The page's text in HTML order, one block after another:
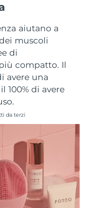
aiutano a
muscoli
di
compatto. Il
avere una
100% di avere
da terzi
stimata
stimata8/10/26
stimata8/9/26
stimata
stimata8/8/26
stimata
stimata 8/9/26
stimata 8/10/26